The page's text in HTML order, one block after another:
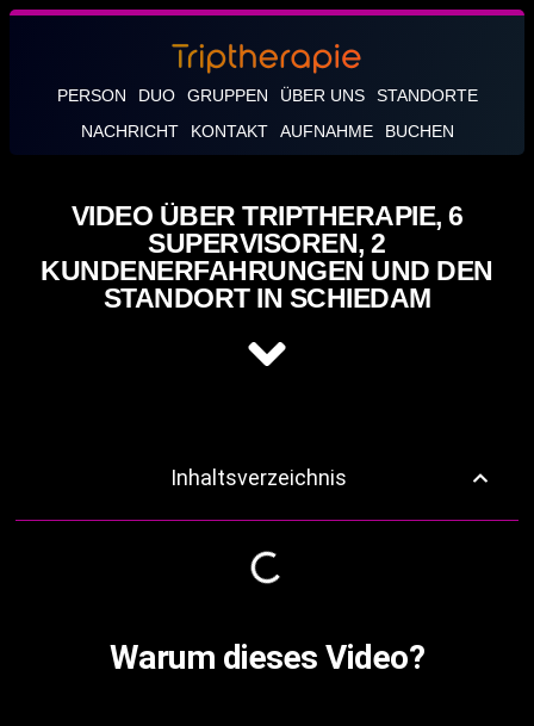
PERSON DUO GRUPPEN ÜBER UNS
STANDORTE
NACHRICHT
KONTAKT AUFNAHME BUCHEN
VIDEO ÜBER TRIPTHERAPIE, 6
SUPERVISOREN, 2
KUNDENERFAHRUNGEN UND DEN
STANDORT IN SCHIEDAM
Inhaltsverzeichnis
Warum dieses Video?